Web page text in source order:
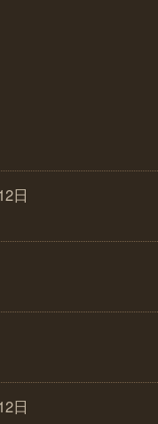
日
日